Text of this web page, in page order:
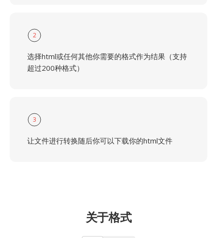
2
选择html或任何其他你需要的格式作为结果（支持
超过200种格式）
3
让文件进行转换随后你可以下载你的html文件
关于格式